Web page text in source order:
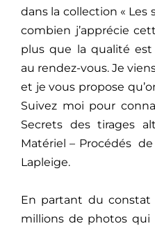
dans la collection « Les
combien j’apprécie
plus que la qualité
au rendez-vous. Je
et je vous propose
Suivez moi pour
Secrets des tirages
Matériel – Procédés
Lapleige.
En partant du constat
millions de photos qui